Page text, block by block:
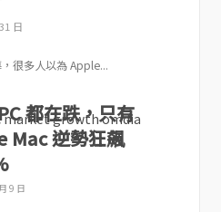
日
很多人以為 Apple...
都在跌，只有
Mac 逆勢狂飆
9 日